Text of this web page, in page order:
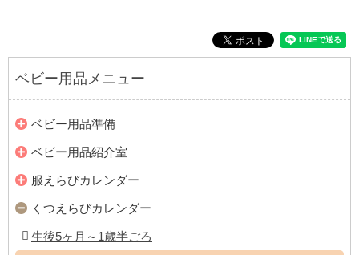
ベビー用品メニュー
ベビー用品準備
ベビー用品紹介室
服えらびカレンダー
くつえらびカレンダー
生後5ヶ月～1歳半ごろ